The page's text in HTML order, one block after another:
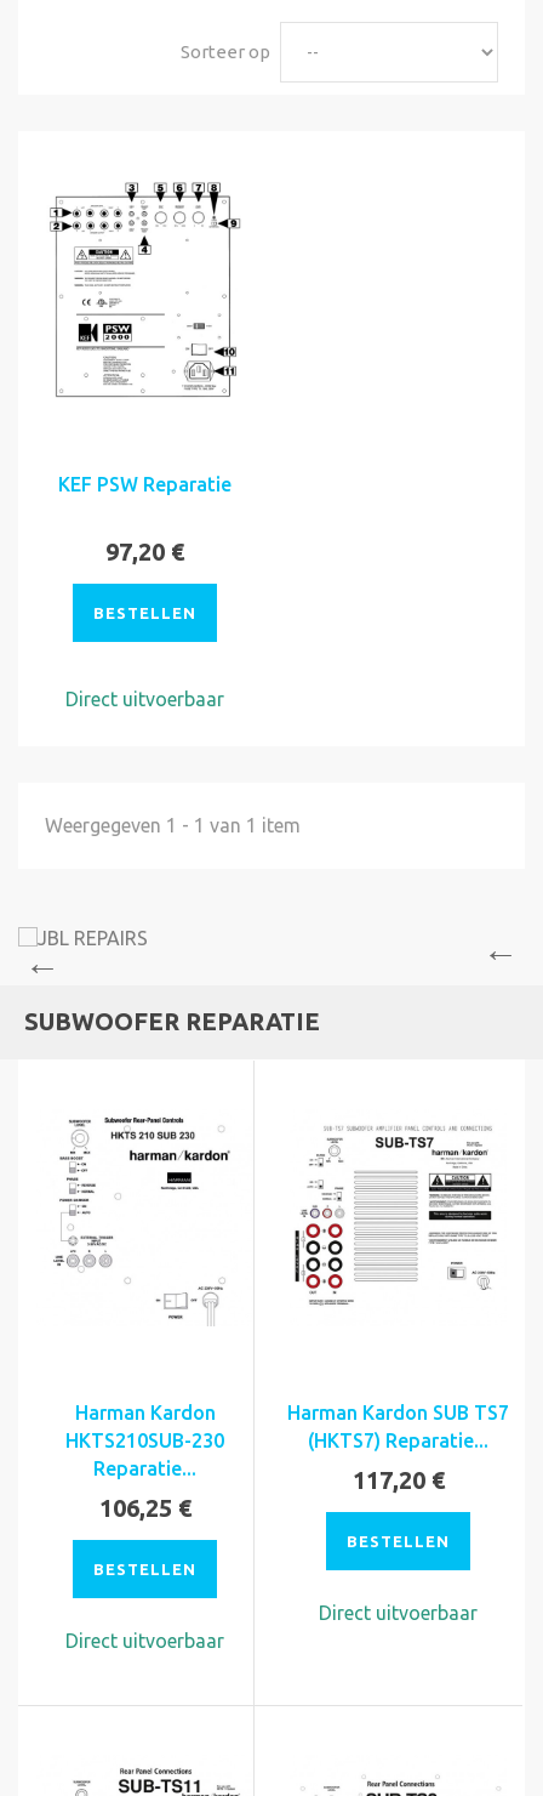
Sorteer op
KEF PSW Reparatie
97,20 €
BESTELLEN
Direct uitvoerbaar
Weergegeven 1 - 1 van 1 item
SUBWOOFER REPARATIE
Harman Kardon
HKTS210SUB-230
Reparatie...
106,25 €
BESTELLEN
Direct uitvoerbaar
Harman Kardon SUB TS7
(HKTS7) Reparatie...
117,20 €
BESTELLEN
Direct uitvoerbaar